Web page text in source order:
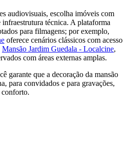
audiovisuais, escolha imóveis com
técnica. A plataforma
para filmagens; por exemplo,
oferece cenários clássicos com acesso
Mansão Jardim Guedala - Localcine,
com áreas externas amplas.
garante que a decoração da mansão
para convidados e para gravações,
conforto.